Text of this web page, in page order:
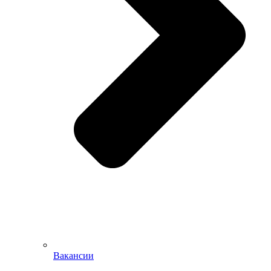
Вакансии